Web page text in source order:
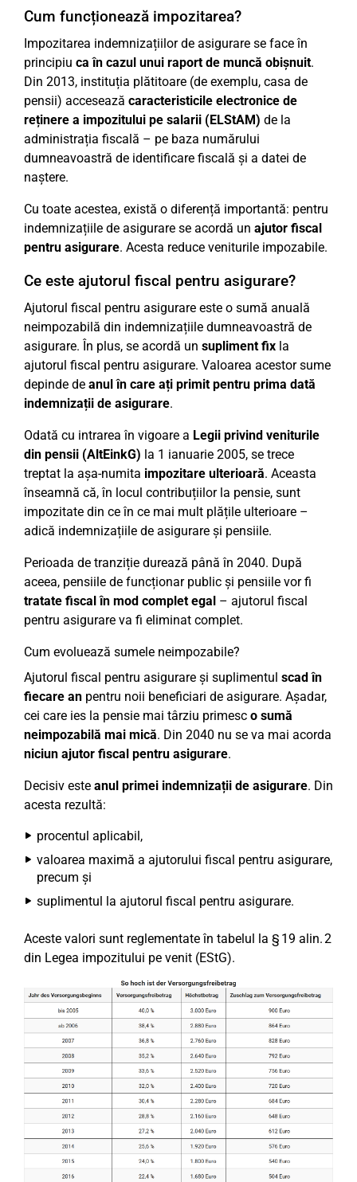
Cum funcționează impozitarea?
Impozitarea indemnizațiilor de asigurare se face în
principiu ca în cazul unui raport de muncă obișnuit.
Din 2013, instituția plătitoare (de exemplu, casa de
pensii) accesează caracteristicile electronice de
reținere a impozitului pe salarii (ELStAM) de la
administrația fiscală – pe baza numărului
dumneavoastră de identificare fiscală și a datei de
naștere.
Cu toate acestea, există o diferență importantă: pentru
indemnizațiile de asigurare se acordă un ajutor fiscal
pentru asigurare. Acesta reduce veniturile impozabile.
Ce este ajutorul fiscal pentru asigurare?
Ajutorul fiscal pentru asigurare este o sumă anuală
neimpozabilă din indemnizațiile dumneavoastră de
asigurare. În plus, se acordă un supliment fix la
ajutorul fiscal pentru asigurare. Valoarea acestor sume
depinde de anul în care ați primit pentru prima dată
indemnizații de asigurare.
Odată cu intrarea în vigoare a Legii privind veniturile
din pensii (AltEinkG) la 1 ianuarie 2005, se trece
treptat la așa-numita impozitare ulterioară. Aceasta
înseamnă că, în locul contribuțiilor la pensie, sunt
impozitate din ce în ce mai mult plățile ulterioare –
adică indemnizațiile de asigurare și pensiile.
Perioada de tranziție durează până în 2040. După
aceea, pensiile de funcționar public și pensiile vor fi
tratate fiscal în mod complet egal – ajutorul fiscal
pentru asigurare va fi eliminat complet.
Cum evoluează sumele neimpozabile?
Ajutorul fiscal pentru asigurare și suplimentul scad în
fiecare an pentru noii beneficiari de asigurare. Așadar,
cei care ies la pensie mai târziu primesc o sumă
neimpozabilă mai mică. Din 2040 nu se va mai acorda
niciun ajutor fiscal pentru asigurare.
Decisiv este anul primei indemnizații de asigurare. Din
acesta rezultă:
procentul aplicabil,
valoarea maximă a ajutorului fiscal pentru asigurare,
precum și
suplimentul la ajutorul fiscal pentru asigurare.
Aceste valori sunt reglementate în tabelul la § 19 alin. 2
din Legea impozitului pe venit (EStG).